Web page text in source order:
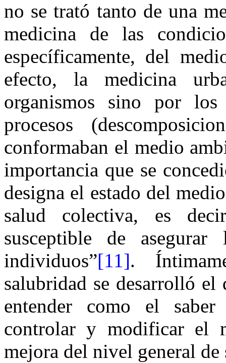
no se trató tanto de una
medicina de las
específicamente, del
efecto, la medicina
organismos sino por
procesos
conformaban el medio
importancia que se
designa el estado del
salud colectiva, es
susceptible de
individuos”[11].
salubridad se desarrolló
entender como el
controlar y modificar el
mejora del nivel general de